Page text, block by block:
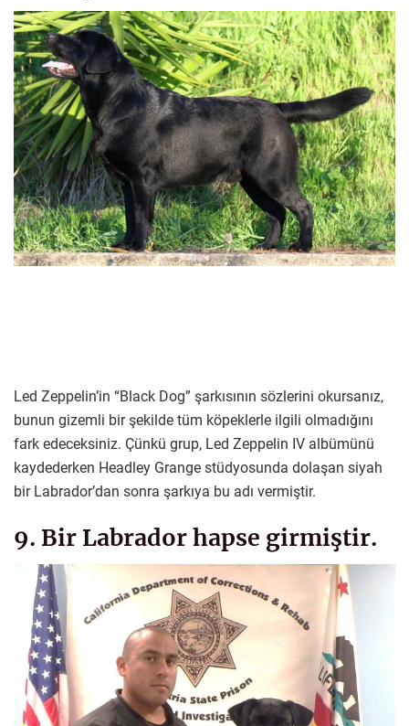
Led Zeppelin’in “Black Dog” şarkısının sözlerini okursanız,
bunun gizemli bir şekilde tüm köpeklerle ilgili olmadığını
fark edeceksiniz. Çünkü grup, Led Zeppelin IV albümünü
kaydederken Headley Grange stüdyosunda dolaşan siyah
bir Labrador’dan sonra şarkıya bu adı vermiştir.
9. Bir Labrador hapse girmiştir.